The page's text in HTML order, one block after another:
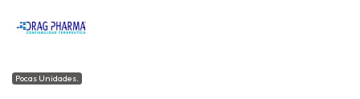
Pocas Unidades.